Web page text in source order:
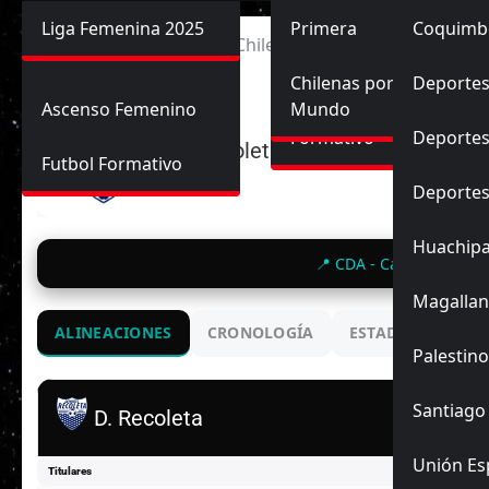
Sub-20
Sub-17
Futbol Nacional
Primera
Ascenso
Formativo
Futbol Internacional
Chilenas por el
Mundo
Palestino
Unión
Ascenso
Primera División
Femenina
Liga Femenina 2025
Ascenso Femenino
Futbol Formativo
Inicio Universidad de Chile vs Deportes Recoleta
D. Recoleta
📍 CDA - Cancha
ALINEACIONES CRONOLOGÍA ESTADIO
D. Recoleta
Titulares